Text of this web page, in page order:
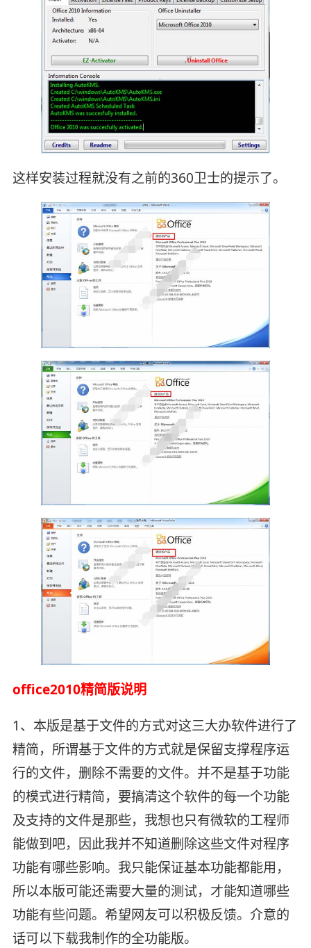
这样安装过程就没有之前的360卫士的提示了。
office2010精简版说明
1、本版是基于文件的方式对这三大办软件进行了
精简，所谓基于文件的方式就是保留支撑程序运
行的文件，删除不需要的文件。并不是基于功能
的模式进行精简，要搞清这个软件的每一个功能
及支持的文件是那些，我想也只有微软的工程师
能做到吧，因此我并不知道删除这些文件对程序
功能有哪些影响。我只能保证基本功能都能用，
所以本版可能还需要大量的测试，才能知道哪些
功能有些问题。希望网友可以积极反馈。介意的
话可以下载我制作的全功能版。